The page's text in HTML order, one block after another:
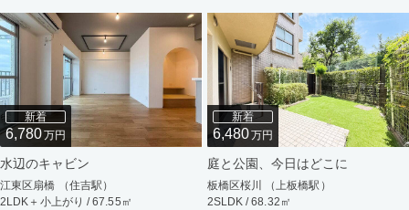
新着
6,780万円
水辺のキャビン
江東区扇橋 （住吉駅）
2LDK＋小上がり / 67.55㎡
新着
6,480万円
庭と公園、今日はどこに
板橋区桜川 （上板橋駅）
2SLDK / 68.32㎡